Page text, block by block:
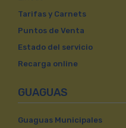
Tarifas y Carnets
Puntos de Venta
Estado del servicio
Recarga online
GUAGUAS
Guaguas Municipales